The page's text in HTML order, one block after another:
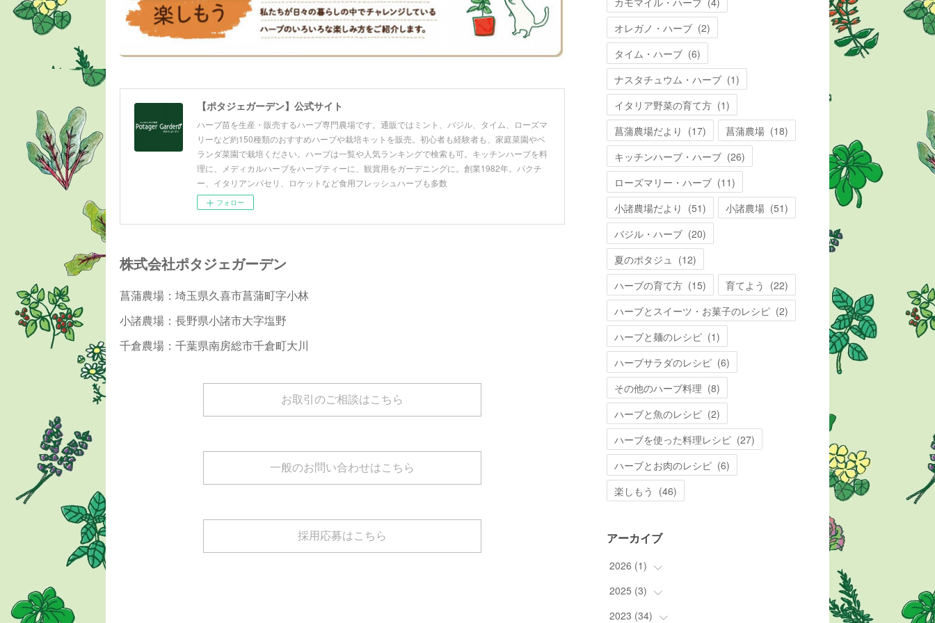
【ポタジェガーデン】公式サイト
ハーブ苗を生産・販売するハーブ専門農場です。通販ではミント、バジル、タイム、ローズマ
リーなど約150種類のおすすめハーブや栽培キットを販売。初心者も経験者も、家庭菜園やベ
ランダ菜園で栽培ください。ハーブは一覧や人気ランキングで検索も可。キッチンハーブを料
理に、メディカルハーブをハーブティーに、観賞用をガーデニングに。創業1982年。パクチ
ー、イタリアンパセリ、ロケットなど食用フレッシュハーブも多数
フォロー
株式会社ポタジェガーデン
菖蒲農場：埼玉県久喜市菖蒲町字小林
小諸農場：長野県小諸市大字塩野
千倉農場：千葉県南房総市千倉町大川
お取引のご相談はこちら
一般のお問い合わせはこちら
採用応募はこちら
オレガノ・ハーブ (2)
タイム・ハーブ (6)
ナスタチュウム・ハーブ (1)
イタリア野菜の育て方 (1)
菖蒲農場だより (17) 菖蒲農場 (18)
キッチンハーブ・ハーブ (26)
ローズマリー・ハーブ (11)
小諸農場だより (51) 小諸農場 (51)
バジル・ハーブ (20)
夏のポタジュ (12)
ハーブの育て方 (15) 育てよう (22)
ハーブとスイーツ・お菓子のレシピ (2)
ハーブと麺のレシピ (1)
ハーブサラダのレシピ (6)
その他のハーブ料理 (8)
ハーブと魚のレシピ (2)
ハーブを使った料理レシピ (27)
ハーブとお肉のレシピ (6)
楽しもう (46)
アーカイブ
2026 (1)
(1
2025 (3)
(3)
2023 (34)